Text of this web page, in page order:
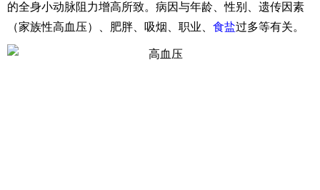
的全身小动脉阻力增高所致。病因与年龄、性别、遗传因素
（家族性高血压）、肥胖、吸烟、职业、 食盐过多等有关。